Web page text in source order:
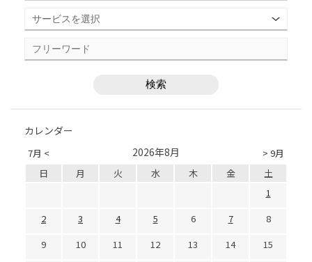
カレンダー
7月 < > 9月
2026年8月
日 月 火 水 木 金
土
1
2
3 4 5 6 7
8
9
10 11 12 13 14
15